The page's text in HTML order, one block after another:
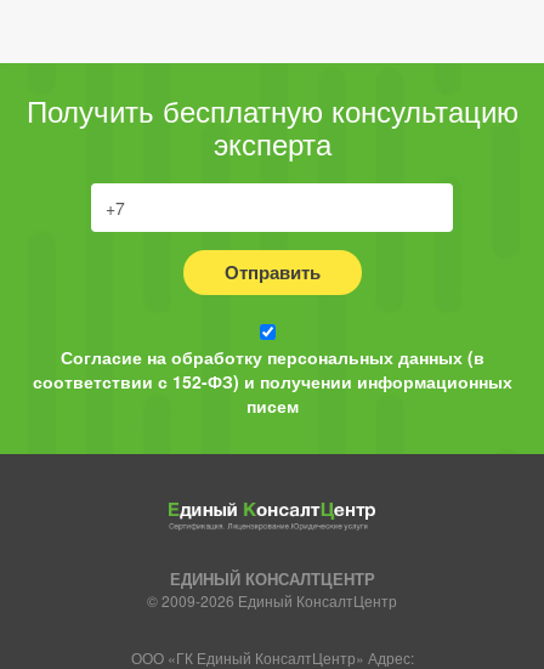
Получить бесплатную консультацию
эксперта
Отправить
Согласие на обработку персональных данных (в
соответствии с 152-ФЗ) и получении информационных
писем
ЕДИНЫЙ КОНСАЛТЦЕНТР
© 2009-2026 Единый КонсалтЦентр
ООО «ГК Единый КонсалтЦентр» Адрес: